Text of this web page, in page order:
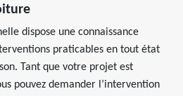
dispose une connaissance
praticables en tout état
Tant que votre projet est
pouvez demander l’intervention